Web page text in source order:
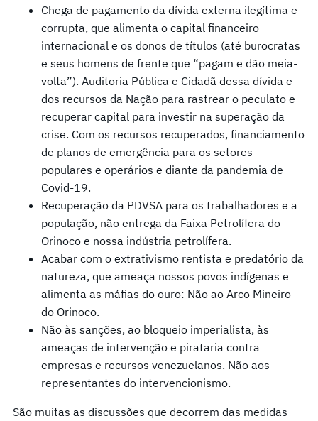
Chega de pagamento da dívida externa ilegítima e
corrupta, que alimenta o capital financeiro
internacional e os donos de títulos (até burocratas
e seus homens de frente que “pagam e dão meia-
volta”). Auditoria Pública e Cidadã dessa dívida e
dos recursos da Nação para rastrear o peculato e
recuperar capital para investir na superação da
crise. Com os recursos recuperados, financiamento
de planos de emergência para os setores
populares e operários e diante da pandemia de
Covid-19.
Recuperação da PDVSA para os trabalhadores e a
população, não entrega da Faixa Petrolífera do
Orinoco e nossa indústria petrolífera.
Acabar com o extrativismo rentista e predatório da
natureza, que ameaça nossos povos indígenas e
alimenta as máfias do ouro: Não ao Arco Mineiro
do Orinoco.
Não às sanções, ao bloqueio imperialista, às
ameaças de intervenção e pirataria contra
empresas e recursos venezuelanos. Não aos
representantes do intervencionismo.
São muitas as discussões que decorrem das medidas